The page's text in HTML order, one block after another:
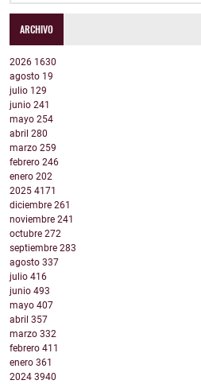
ARCHIVO
2026 1630
agosto 19
julio 129
junio 241
mayo 254
abril 280
marzo 259
febrero 246
enero 202
2025 4171
diciembre 261
noviembre 241
octubre 272
septiembre 283
agosto 337
julio 416
junio 493
mayo 407
abril 357
marzo 332
febrero 411
enero 361
2024 3940